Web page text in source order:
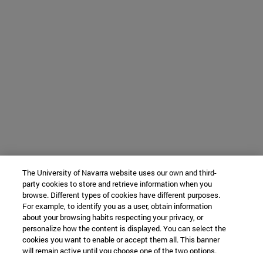
The University of Navarra website uses our own and third-
party cookies to store and retrieve information when you
browse. Different types of cookies have different purposes.
For example, to identify you as a user, obtain information
about your browsing habits respecting your privacy, or
personalize how the content is displayed. You can select the
cookies you want to enable or accept them all. This banner
will remain active until you choose one of the two options.